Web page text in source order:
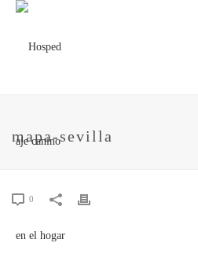
mapa-sevilla
0